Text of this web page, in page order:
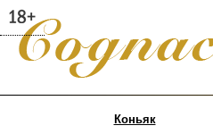
Коньяк